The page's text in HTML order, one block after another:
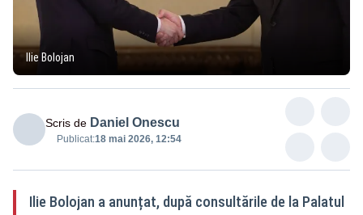
Ilie Bolojan
Scris de Daniel Onescu
Publicat:18 mai 2026, 12:54
Ilie Bolojan a anunțat, după consultările de la Palatul